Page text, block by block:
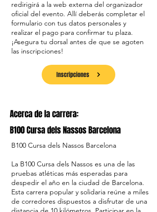
redirigirá a la web externa del organizador
oficial del evento. Allí deberás completar el
formulario con tus datos personales y
realizar el pago para confirmar tu plaza.
¡Asegura tu dorsal antes de que se agoten
las inscripciones!
Inscripciones
Acerca de la carrera:
B100 Cursa dels Nassos Barcelona
B100 Cursa dels Nassos Barcelona
La B100 Cursa dels Nassos es una de las
pruebas atléticas más esperadas para
despedir el año en la ciudad de Barcelona.
Esta carrera popular y solidaria reúne a miles
de corredores dispuestos a disfrutar de una